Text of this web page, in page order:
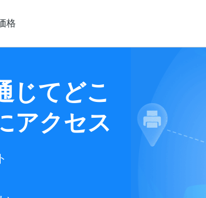
格
じてどこ
アクセス